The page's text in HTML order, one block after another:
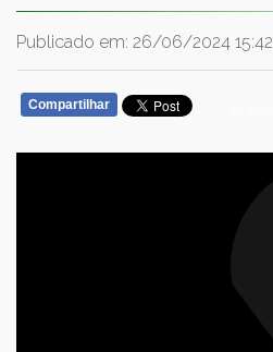
Publicado em: 26/06/2024 15:42
Compartilhar